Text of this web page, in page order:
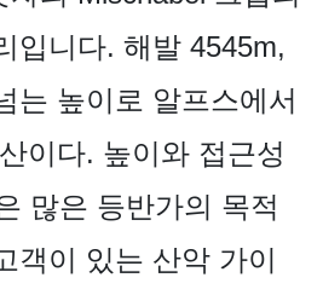
입니다. 해발 4545m,
는 높이로 알프스에서
이다. 높이와 접근성
많은 등반가의 목적
객이 있는 산악 가이